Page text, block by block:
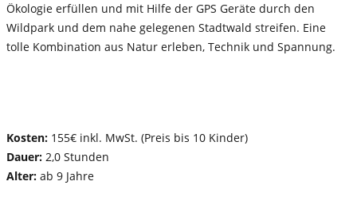
Ökologie erfüllen und mit Hilfe der GPS Geräte durch den
Wildpark und dem nahe gelegenen Stadtwald streifen. Eine
tolle Kombination aus Natur erleben, Technik und Spannung.
Kosten: 155€ inkl. MwSt. (Preis bis 10 Kinder)
Dauer: 2,0 Stunden
Alter: ab 9 Jahre